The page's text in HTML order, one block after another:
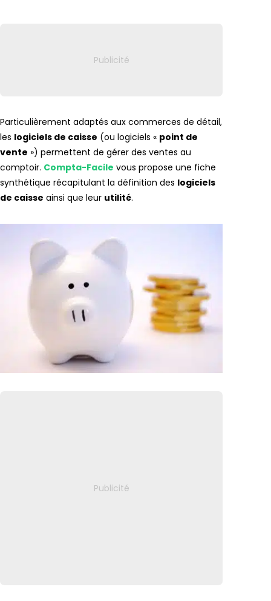
Particulièrement adaptés aux commerces de détail,
les logiciels de caisse (ou logiciels « point de
vente ») permettent de gérer des ventes au
comptoir. Compta-Facile vous propose une fiche
synthétique récapitulant la définition des logiciels
de caisse ainsi que leur utilité.